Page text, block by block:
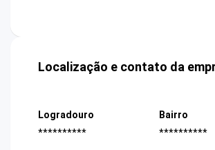
Localização e contato da
Logradouro
**********
Bairro
**********